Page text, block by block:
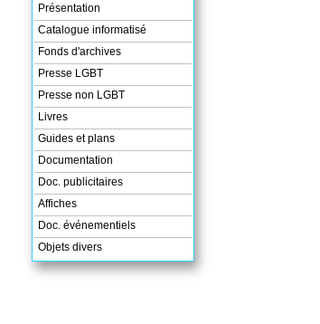
Présentation
Catalogue informatisé
Fonds d'archives
Presse LGBT
Presse non LGBT
Livres
Guides et plans
Documentation
Doc. publicitaires
Affiches
Doc. événementiels
Objets divers